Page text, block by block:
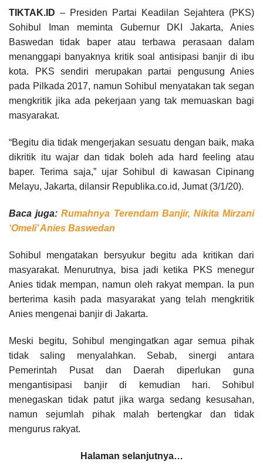
TIKTAK.ID – Presiden Partai Keadilan Sejahtera (PKS)
Sohibul Iman meminta Gubernur DKI Jakarta, Anies
Baswedan tidak baper atau terbawa perasaan dalam
menanggapi banyaknya kritik soal antisipasi banjir di ibu
kota. PKS sendiri merupakan partai pengusung Anies
pada Pilkada 2017, namun Sohibul menyatakan tak segan
mengkritik jika ada pekerjaan yang tak memuaskan bagi
masyarakat.
“Begitu dia tidak mengerjakan sesuatu dengan baik, maka
dikritik itu wajar dan tidak boleh ada hard feeling atau
baper. Terima saja,” ujar Sohibul di kawasan Cipinang
Melayu, Jakarta, dilansir Republika.co.id, Jumat (3/1/20).
Baca juga:Rumahnya Terendam Banjir, Nikita Mirzani
‘Omeli’ Anies Baswedan
Sohibul mengatakan bersyukur begitu ada kritikan dari
masyarakat. Menurutnya, bisa jadi ketika PKS menegur
Anies tidak mempan, namun oleh rakyat mempan. Ia pun
berterima kasih pada masyarakat yang telah mengkritik
Anies mengenai banjir di Jakarta.
Meski begitu, Sohibul mengingatkan agar semua pihak
tidak saling menyalahkan. Sebab, sinergi antara
Pemerintah Pusat dan Daerah diperlukan guna
mengantisipasi banjir di kemudian hari. Sohibul
menegaskan tidak patut jika warga sedang kesusahan,
namun sejumlah pihak malah bertengkar dan tidak
mengurus rakyat.
Halaman selanjutnya…